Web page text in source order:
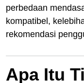
perbedaan
kompatibel,
rekomendasi
Apa Itu